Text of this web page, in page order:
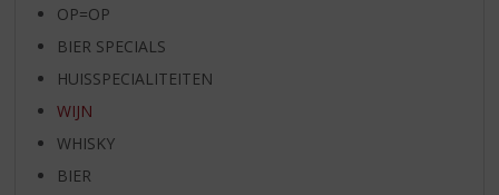
OP=OP
BIER SPECIALS
HUISSPECIALITEITEN
WIJN
WHISKY
BIER